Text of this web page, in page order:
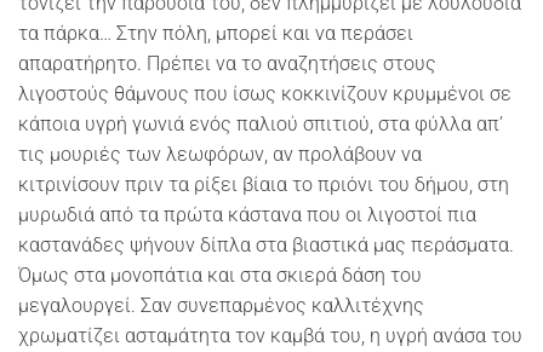
τα πάρκα… Στην πόλη, μπορεί και να περάσει
απαρατήρητο. Πρέπει να το αναζητήσεις στους
λιγοστούς θάμνους που ίσως κοκκινίζουν κρυμμένοι σε
κάποια υγρή γωνιά ενός παλιού σπιτιού, στα φύλλα απ’
τις μουριές των λεωφόρων, αν προλάβουν να
κιτρινίσουν πριν τα ρίξει βίαια το πριόνι του δήμου, στη
μυρωδιά από τα πρώτα κάστανα που οι λιγοστοί πια
καστανάδες ψήνουν δίπλα στα βιαστικά μας περάσματα.
Όμως στα μονοπάτια και στα σκιερά δάση του
μεγαλουργεί. Σαν συνεπαρμένος καλλιτέχνης
χρωματίζει ασταμάτητα τον καμβά του, η υγρή ανάσα του